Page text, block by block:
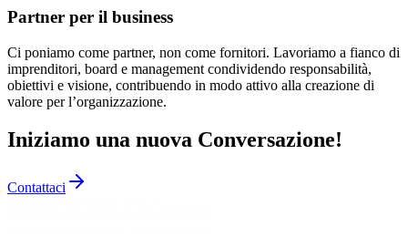
Partner per il business
Ci poniamo come partner, non come fornitori. Lavoriamo a fianco di
imprenditori, board e management condividendo responsabilità,
obiettivi e visione, contribuendo in modo attivo alla creazione di
valore per l’organizzazione.
Iniziamo una nuova Conversazione!
Contattaci